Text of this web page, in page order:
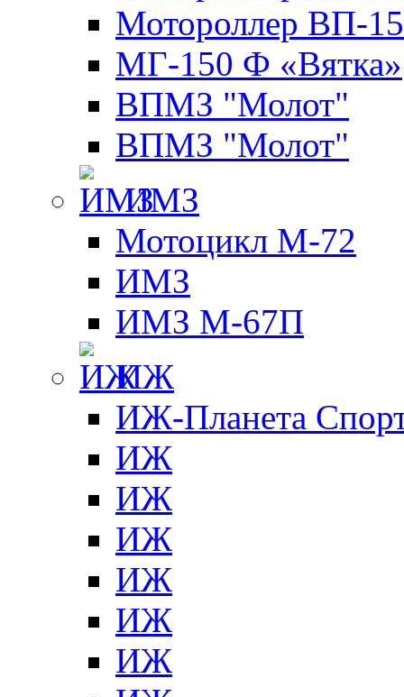
Мотороллер ВП-
МГ-150 Ф «Вятка»
ВПМЗ "Молот"
ВПМЗ "Молот"
ИМЗ
Мотоцикл М-72
ИМЗ
ИМЗ М-67П
ИЖ
ИЖ-Планета
ИЖ
ИЖ
ИЖ
ИЖ
ИЖ
ИЖ